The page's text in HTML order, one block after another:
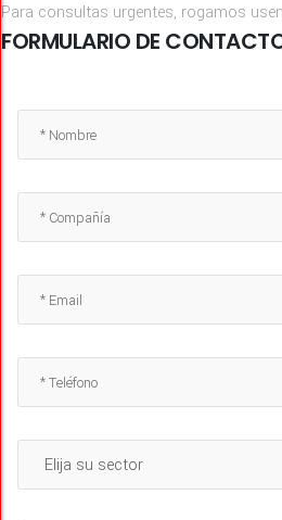
Para consultas urgentes, rogamos
FORMULARIO DE